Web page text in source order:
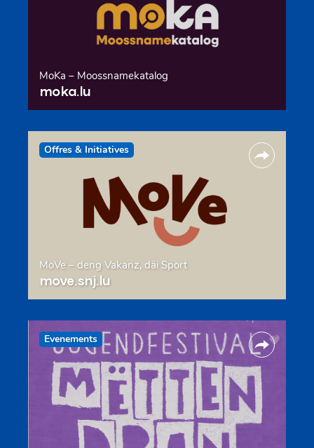
MoKa – Moossnamekatalog
moka.lu
Offres & Initiatives
MoVe – deng Vakanz, däi Sport
move.snj.lu
Evenements